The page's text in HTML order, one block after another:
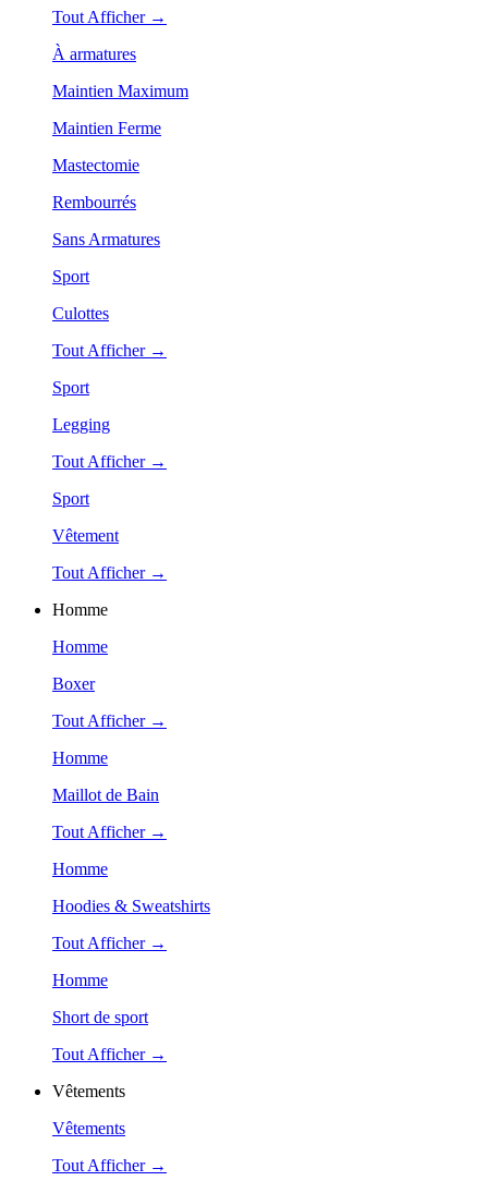
Tout Afficher →
À armatures
Maintien Maximum
Maintien Ferme
Mastectomie
Rembourrés
Sans Armatures
Sport
Culottes
Tout Afficher →
Sport
Legging
Tout Afficher →
Sport
Vêtement
Tout Afficher →
Homme
Homme
Boxer
Tout Afficher →
Homme
Maillot de Bain
Tout Afficher →
Homme
Hoodies & Sweatshirts
Tout Afficher →
Homme
Short de sport
Tout Afficher →
Vêtements
Vêtements
Tout Afficher →